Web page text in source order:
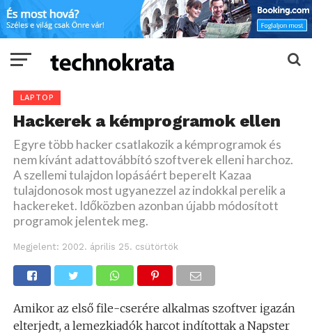
LAPTOP
Hackerek a kémprogramok ellen
Egyre több hacker csatlakozik a kémprogramok és
nem kívánt adattovábbító szoftverek elleni harchoz.
A szellemi tulajdon lopásáért beperelt Kazaa
tulajdonosok most ugyanezzel az indokkal perelik a
hackereket. Időközben azonban újabb módosított
programok jelentek meg.
Megjelent: 2002. április 25. csütörtök
Amikor az első file-cserére alkalmas szoftver igazán
elterjedt, a lemezkiadók harcot indítottak a Napster